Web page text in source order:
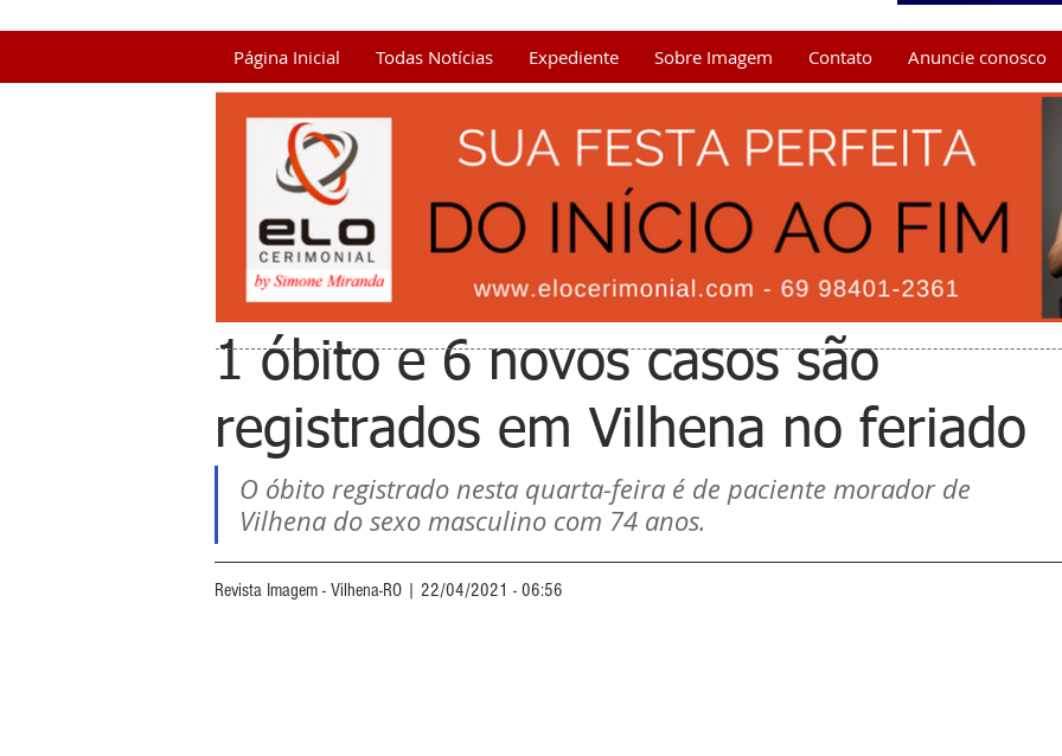
Página Inicial Todas Notícias Expediente Sobre Imagem Contato Anuncie conosco
1 óbito e 6 novos casos são
registrados em Vilhena no feriado
O óbito registrado nesta quarta-feira é de paciente morador de
Vilhena do sexo masculino com 74 anos.
Revista Imagem - Vilhena-RO | 22/04/2021 - 06:56